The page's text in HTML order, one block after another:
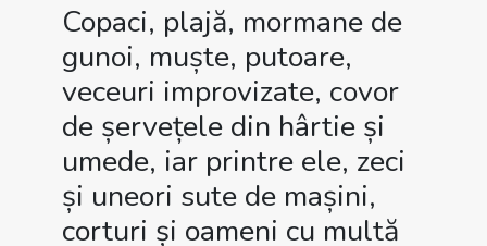
Copaci, plajă, mormane de
gunoi, muște, putoare,
veceuri improvizate, covor
de șervețele din hârtie și
umede, iar printre ele, zeci
și uneori sute de mașini,
corturi și oameni cu multă